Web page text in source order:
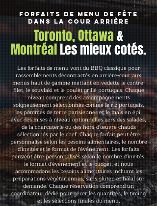
Forfaits de menu de fête
dans la cour arrière
Toronto, Ottawa&
MontréalLes mieux cotés.
Les forfaits de menu vont du BBQ classique pour
rassemblements décontractés en arrière-cour aux
menus haut de gamme mettant en vedette le contre-
filet, le souvlaki et le poulet grillé portugais. Chaque
niveau comprend des accompagnements
soigneusement sélectionnés comme le riz portugais,
les pommes de terre parisiennes et le maïs en épi,
avec des mises à niveau optionnelles vers des salades,
de la charcuterie ou des hors-d'œuvre chauds
sélectionnés par le chef. Chaque forfait peut être
personnalisé selon les besoins alimentaires, le nombre
d'invités et le format de l'événement. Les forfaits
peuvent être personnalisés selon le nombre d'invités,
le format d'événement et le budget, et nous
accommodons les besoins alimentaires incluant les
préparations végétariennes, sans gluten et halal sur
demande. Chaque réservation comprend un
coordinateur dédié pour gérer les quantités, le timing
et les sélections finales du menu.